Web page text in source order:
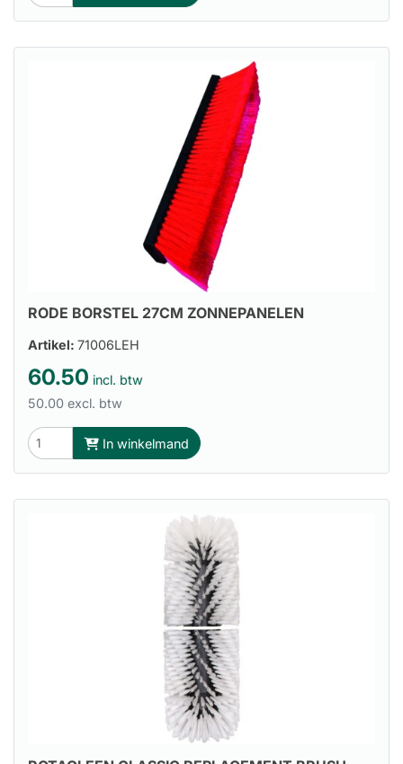
RODE BORSTEL 27CM ZONNEPANELEN
Artikel: 71006LEH
60.50 incl. btw
50.00 excl. btw
In winkelmand